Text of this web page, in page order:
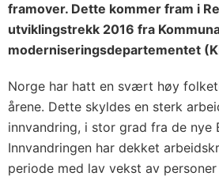
framover. Dette kommer fram i
utviklingstrekk 2016 fra
moderniseringsdepartementet
Norge har hatt en svært høy
årene. Dette skyldes en sterk
innvandring, i stor grad fra de nye
Innvandringen har dekket
periode med lav vekst av